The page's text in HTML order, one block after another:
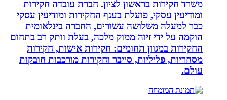
משרד חקירות בראשון לציון. חברת עובדה חקירות
ומודיעין עסקי, פועלת בענף החקירות ומודיעין עסקי
כבר למעלה משלושה עשורים, החברה בינלאומית
הוקמה על ידי זיוה ממוק מלכה, בעלת וותק רב בתחום
החקירות במגוון תחומים: חקירות אישות, חקירות
מסחריות, פליליות, סייבר וחקירות מורכבות חובקות
עולם.